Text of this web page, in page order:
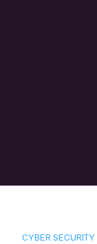
CYBER SECURITY